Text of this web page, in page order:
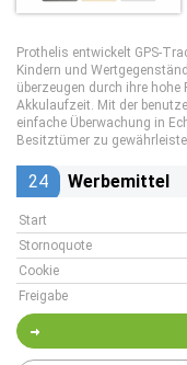
Prothelis entwickelt GPS-
Kindern und
überzeugen durch ihre
Akkulaufzeit. Mit der
einfache Überwachung in
Besitztümer zu
24 Werbemittel
Start
Stornoquote
Cookie
Freigabe